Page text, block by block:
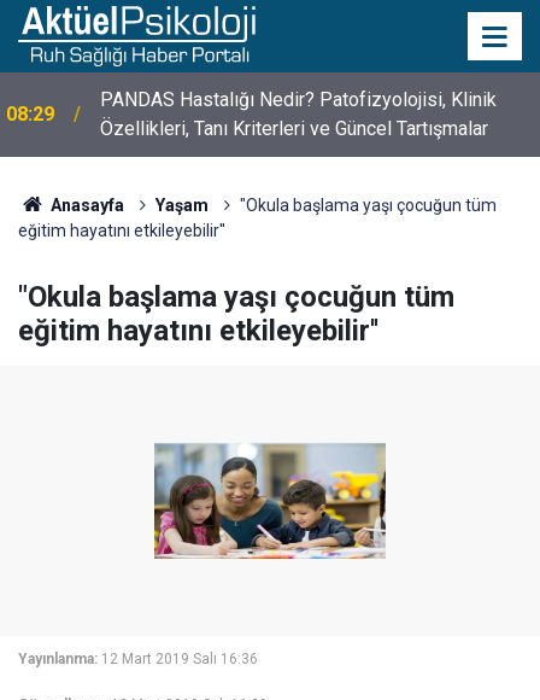
10:30
10 Mayıs Psikologlar Günü Nasıl Ortaya Çıktı? 10
Mayıs Tarihinin Hikayesi
Anasayfa Yaşam
"Okula başlama yaşı çocuğun tüm
eğitim hayatını etkileyebilir''
"Okula başlama yaşı çocuğun tüm
eğitim hayatını etkileyebilir''
Yayınlanma: 12 Mart 2019 Salı 16:36